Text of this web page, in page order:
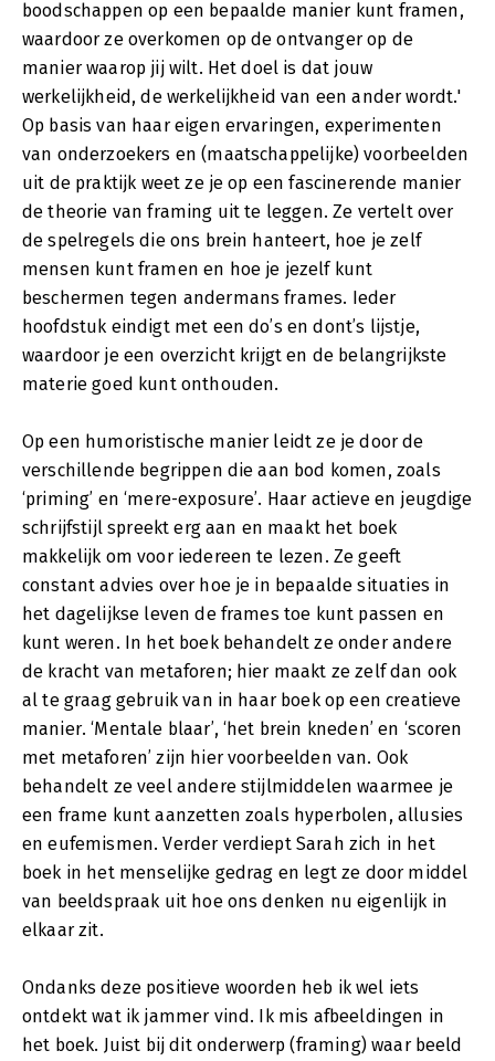
boodschappen op een bepaalde manier kunt framen,
waardoor ze overkomen op de ontvanger op de
manier waarop jij wilt. Het doel is dat jouw
werkelijkheid, de werkelijkheid van een ander wordt.'
Op basis van haar eigen ervaringen, experimenten
van onderzoekers en (maatschappelijke) voorbeelden
uit de praktijk weet ze je op een fascinerende manier
de theorie van framing uit te leggen. Ze vertelt over
de spelregels die ons brein hanteert, hoe je zelf
mensen kunt framen en hoe je jezelf kunt
beschermen tegen andermans frames. Ieder
hoofdstuk eindigt met een do’s en dont’s lijstje,
waardoor je een overzicht krijgt en de belangrijkste
materie goed kunt onthouden.
Op een humoristische manier leidt ze je door de
verschillende begrippen die aan bod komen, zoals
‘priming’ en ‘mere-exposure’. Haar actieve en jeugdige
schrijfstijl spreekt erg aan en maakt het boek
makkelijk om voor iedereen te lezen. Ze geeft
constant advies over hoe je in bepaalde situaties in
het dagelijkse leven de frames toe kunt passen en
kunt weren. In het boek behandelt ze onder andere
de kracht van metaforen; hier maakt ze zelf dan ook
al te graag gebruik van in haar boek op een creatieve
manier. ‘Mentale blaar’, ‘het brein kneden’ en ‘scoren
met metaforen’ zijn hier voorbeelden van. Ook
behandelt ze veel andere stijlmiddelen waarmee je
een frame kunt aanzetten zoals hyperbolen, allusies
en eufemismen. Verder verdiept Sarah zich in het
boek in het menselijke gedrag en legt ze door middel
van beeldspraak uit hoe ons denken nu eigenlijk in
elkaar zit.
Ondanks deze positieve woorden heb ik wel iets
ontdekt wat ik jammer vind. Ik mis afbeeldingen in
het boek. Juist bij dit onderwerp (framing) waar beeld